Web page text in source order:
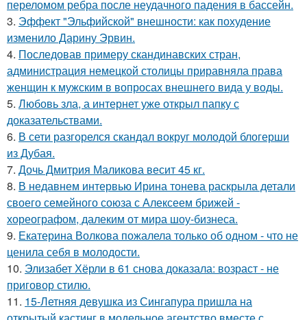
переломом ребра после неудачного падения в бассейн.
3. Эффект "Эльфийской" внешности: как похудение
изменило Дарину Эрвин.
4. Последовав примеру скандинавских стран,
администрация немецкой столицы приравняла права
женщин к мужским в вопросах внешнего вида у воды.
5. Любовь зла, а интернет уже открыл папку с
доказательствами.
6. В сети разгорелся скандал вокруг молодой блогерши
из Дубая.
7. Дочь Дмитрия Маликова весит 45 кг.
8. В недавнем интервью Ирина тонева раскрыла детали
своего семейного союза с Алексеем брижей -
хореографом, далеким от мира шоу-бизнеса.
9. Екатерина Волкова пожалела только об одном - что не
ценила себя в молодости.
10. Элизабет Хёрли в 61 снова доказала: возраст - не
приговор стилю.
11. 15-Летняя девушка из Сингапура пришла на